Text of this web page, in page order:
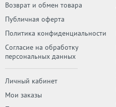
Возврат и обмен товара
Публичная оферта
Политика конфиденциальности
Согласие на обработку
персональных данных
Личный кабинет
Мои заказы